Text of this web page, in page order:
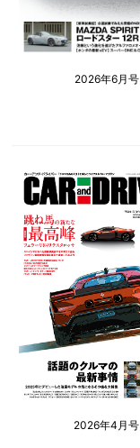
2026年6月号
2026年4月号